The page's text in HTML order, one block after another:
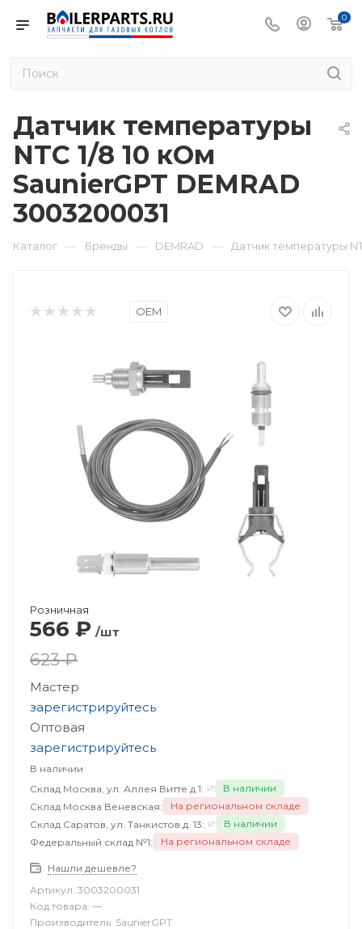
0
Датчик температуры
NTC 1/8 10 кОм
SaunierGPT DEMRAD
3003200031
Каталог — Бренды — DEMRAD — Датчик температуры
OEM
Розничная
566 ₽ /шт
623 ₽
Мастер
зарегистрируйтесь
Оптовая
зарегистрируйтесь
В наличии
Склад Москва, ул. Аллея Витте д.1:
В наличии
Склад Москва Веневская:
На региональном складе
Склад Саратов, ул. Танкистов д. 13:
В наличии
Федеральный склад №1:
На региональном складе
Нашли дешевле?
Артикул: 3003200031
Код товара: —
Производитель: SaunierGPT